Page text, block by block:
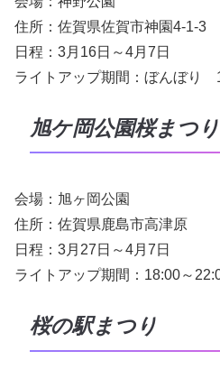
住所：佐賀県佐賀市神園4-1-3
日程：3月16日～4月7日
ライトアップ期間：ぼんぼり
旭ケ岡公園桜まつり
会場：旭ヶ岡公園
住所：佐賀県鹿島市高津原
日程：3月27日～4月7日
ライトアップ期間：18:00～
桜の駅まつり